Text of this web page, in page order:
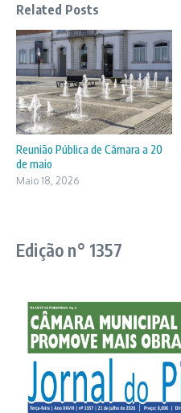
Related Posts
Reunião Pública de Câmara a 20
de maio
Maio 18, 2026
Edição n° 1357